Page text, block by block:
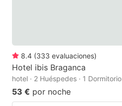
8.4 (333 evaluaciones)
Hotel ibis Braganca
hotel · 2 Huéspedes · 1 Dormitorio
53 € por noche